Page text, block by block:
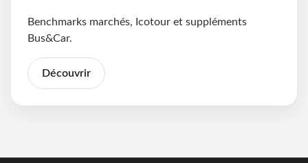
Benchmarks marchés, Icotour et suppléments
Bus&Car.
Découvrir